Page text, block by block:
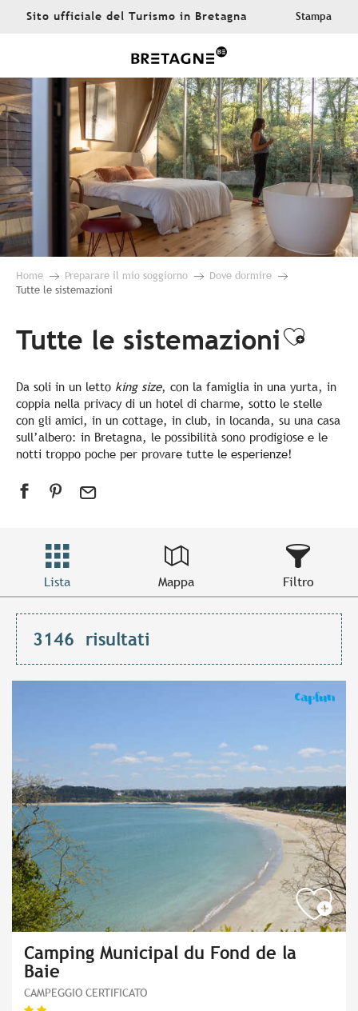
AllerSito ufficiale del Turismo in Bretagna Stampa
Home Preparare il mio soggiorno
Dove dormire
Tutte le sistemazioni
Tutte le sistemazioni
Da soli in un letto king size, con la famiglia in una yurta, in
coppia nella privacy di un hotel di charme, sotto le stelle
con gli amici, in un cottage, in club, in locanda, su una casa
sull’albero: in Bretagna, le possibilità sono prodigiose e le
notti troppo poche per provare tutte le esperienze!
Lista Mappa Filtro
3146 risultati
Camping Municipal du Fond de la
Baie
CAMPEGGIO CERTIFICATO